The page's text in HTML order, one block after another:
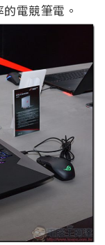
電競筆電。